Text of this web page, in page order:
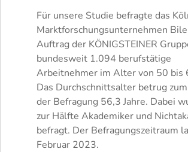
Für unsere Studie befragte das
Marktforschungsunternehmen
Auftrag der KÖNIGSTEINER
bundesweit 1.094 berufstätige
Arbeitnehmer im Alter von 50 bis
Das Durchschnittsalter betrug
der Befragung 56,3 Jahre. Dabei
zur Hälfte Akademiker und
befragt. Der Befragungszeitraum
Februar 2023.